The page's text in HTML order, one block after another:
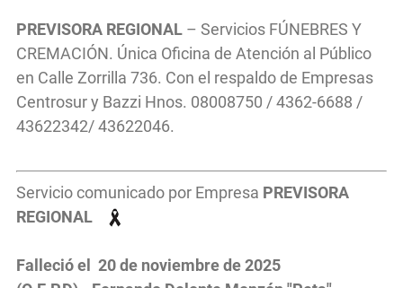
PREVISORA REGIONAL – Servicios FÚNEBRES Y
CREMACIÓN. Única Oficina de Atención al Público
en Calle Zorrilla 736. Con el respaldo de Empresas
Centrosur y Bazzi Hnos. 08008750 / 4362-6688 /
43622342/ 43622046.
Servicio comunicado por Empresa PREVISORA
REGIONAL
Falleció el 20 de noviembre de 2025